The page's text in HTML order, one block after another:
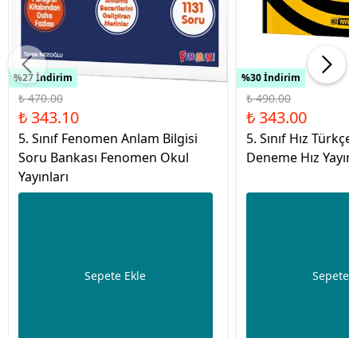
%27 İndirim
₺ 470.00
₺ 343.10
5. Sınıf Fenomen Anlam Bilgisi
Soru Bankası Fenomen Okul
Yayınları
Sepete Ekle
%30 İndirim
₺ 490.00
₺ 343.00
5. Sınıf Hız
Deneme Hız
Sepete